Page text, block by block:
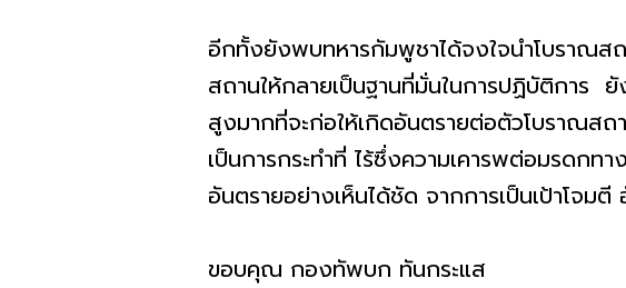
อีกทั้งยังพบทหารกัมพูชาได้จงใจนำโบราณสถ
สถานให้กลายเป็นฐานที่มั่นในการปฏิบัติการ
สูงมากที่จะก่อให้เกิดอันตรายต่อตัวโบราณสถ
เป็นการกระทำที่ ไร้ซึ่งความเคารพต่อมรดกท
อันตรายอย่างเห็นได้ชัด จากการเป็นเป้าโจ
ขอบคุณ กองทัพบก ทันกระแส